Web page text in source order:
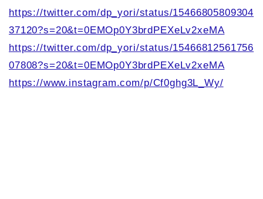
https://twitter.com/dp_yori/status/15466805809304
37120?s=20&t=0EMOp0Y3brdPEXeLv2xeMA
https://twitter.com/dp_yori/status/15466812561756
07808?s=20&t=0EMOp0Y3brdPEXeLv2xeMA
https://www.instagram.com/p/Cf0ghg3L_Wy/